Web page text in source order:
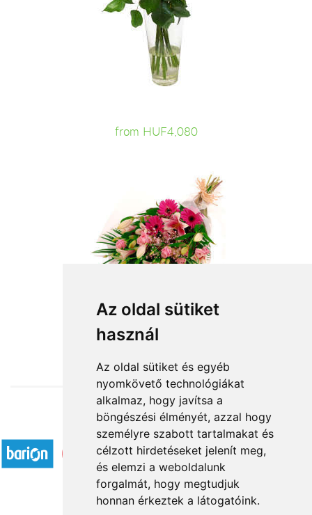
Az oldal sütiket
használ
Az oldal sütiket és egyéb
nyomkövető technológiákat
alkalmaz, hogy javítsa a
böngészési élményét, azzal hogy
személyre szabott tartalmakat és
célzott hirdetéseket jelenít meg,
és elemzi a weboldalunk
forgalmát, hogy megtudjuk
honnan érkeztek a látogatóink.
from HUF4,080
from HUF26,000
Accepted payment methods